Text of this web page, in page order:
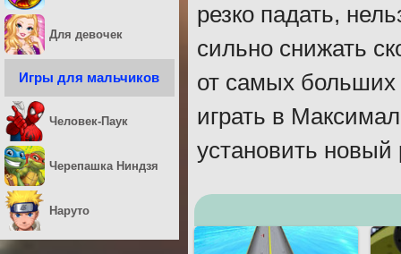
резко падать,
сильно снижать
от самых больших
играть в
установить новый
Для девочек
Игры для мальчиков
Человек-Паук
Черепашка Ниндзя
Наруто